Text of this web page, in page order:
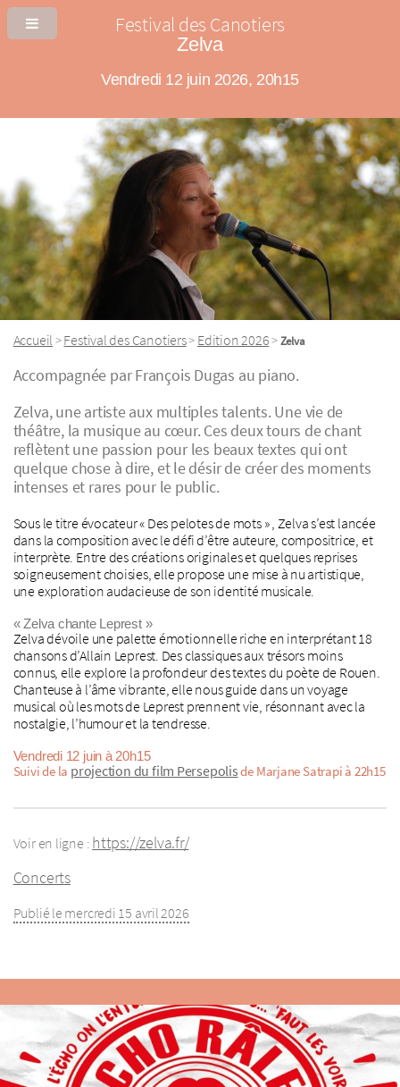
Festival des Canotiers
Zelva
Vendredi 12 juin 2026, 20h15
Accueil >Festival des Canotiers> Edition 2026>Zelva
Accompagnée par François Dugas au piano.
Zelva, une artiste aux multiples talents. Une vie de
théâtre, la musique au cœur. Ces deux tours de chant
reflètent une passion pour les beaux textes qui ont
quelque chose à dire, et le désir de créer des moments
intenses et rares pour le public.
Sous le titre évocateur « Des pelotes de mots » , Zelva s’est lancée
dans la composition avec le défi d’être auteure, compositrice, et
interprète. Entre des créations originales et quelques reprises
soigneusement choisies, elle propose une mise à nu artistique,
une exploration audacieuse de son identité musicale.
« Zelva chante Leprest »
Zelva dévoile une palette émotionnelle riche en interprétant 18
chansons d’Allain Leprest. Des classiques aux trésors moins
connus, elle explore la profondeur des textes du poète de Rouen.
Chanteuse à l’âme vibrante, elle nous guide dans un voyage
musical où les mots de Leprest prennent vie, résonnant avec la
nostalgie, l’humour et la tendresse.
Vendredi 12 juin à 20h15
Suivi de la projection du film Persepolisde Marjane Satrapi à 22h15
Voir en ligne : https://zelva.fr/
Concerts
Publié le mercredi 15 avril 2026